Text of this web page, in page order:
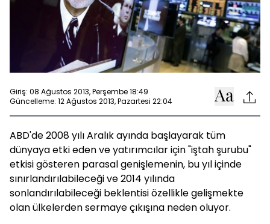
Giriş: 08 Ağustos 2013, Perşembe 18:49
Güncelleme: 12 Ağustos 2013, Pazartesi 22:04
ABD'de 2008 yılı Aralık ayında başlayarak tüm
dünyaya etki eden ve yatırımcılar için "iştah şurubu"
etkisi gösteren parasal genişlemenin, bu yıl içinde
sınırlandırılabileceği ve 2014 yılında
sonlandırılabileceği beklentisi özellikle gelişmekte
olan ülkelerden sermaye çıkışına neden oluyor.